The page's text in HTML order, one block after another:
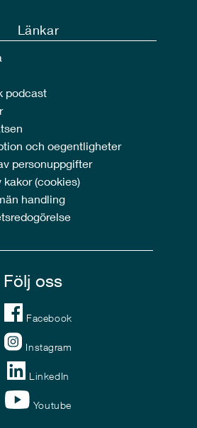
Länkar
podcast
och oegentligheter
personuppgifter
kakor (cookies)
handling
Följ oss
Facebook
Instagram
LinkedIn
Youtube